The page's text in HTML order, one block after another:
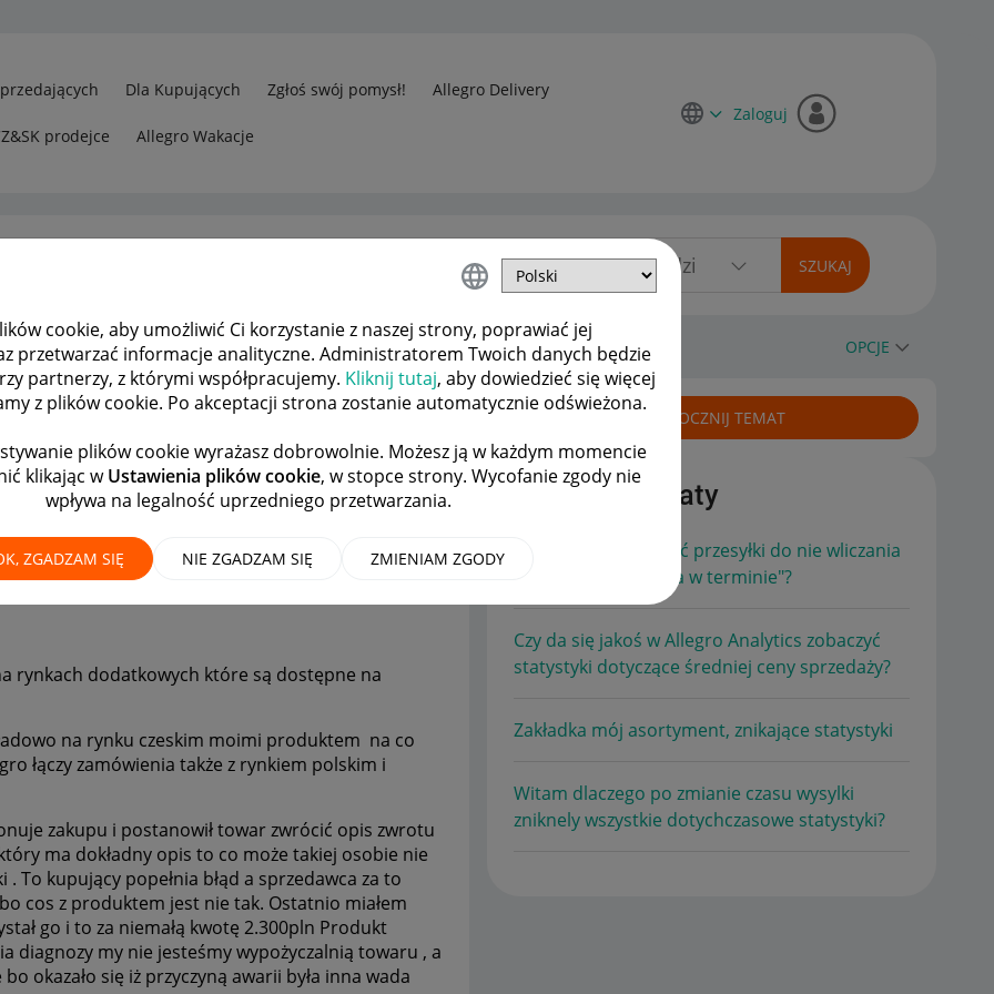
cookie, aby umożliwić Ci korzystanie z naszej strony, poprawiać jej
przetwarzać informacje analityczne. Administratorem Twoich danych będzie
partnerzy, z którymi współpracujemy. Kliknij tutaj, aby dowiedzieć się więcej
z plików cookie. Po akceptacji strona zostanie automatycznie odświeżona.
plików cookie wyrażasz dobrowolnie. Możesz ją w każdym momencie
klikając wUstawienia plików cookie, w stopce strony. Wycofanie zgody nie
wpływa na legalność uprzedniego przetwarzania.
ZGADZAM SIĘ NIE ZGADZAM SIĘ ZMIENIAM ZGODY
Dla Kupujących Zgłoś swój pomysł! Allegro Delivery
prodejce Allegro Wakacje
Zaloguj
Statystyki OPCJE
rynkach dodatkowych które są dostępne na
na rynku czeskim moimi produktem na co
łączy zamówienia także z rynkiem polskim i
zakupu i postanowił towar zwrócić opis zwrotu
ma dokładny opis to co może takiej osobie nie
To kupujący popełnia błąd a sprzedawca za to
cos z produktem jest nie tak. Ostatnio miałem
go i to za niemałą kwotę 2.300pln Produkt
diagnozy my nie jesteśmy wypożyczalnią towaru , a
okazało się iż przyczyną awarii była inna wada
POPRZEDNIA NASTĘPNA
ROZPOCZNIJ TEMAT
Podobne tematy
W jaki sposób zgłosić przesyłki do nie wliczania
w statystyki "wysyłka w terminie"?
Czy da się jakoś w Allegro Analytics zobaczyć
statystyki dotyczące średniej ceny sprzedaży?
Zakładka mój asortyment, znikające statystyki
Witam dlaczego po zmianie czasu wysylki
zniknely wszystkie dotychczasowe statystyki?